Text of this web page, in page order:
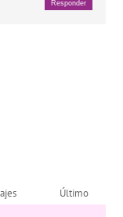
Responder
Último